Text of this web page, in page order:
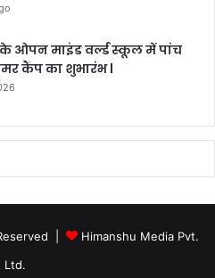
के ओपन माइंड वर्ल्ड स्कूल में पांच
कैंप का शुभारंभ l
|
Himanshu Media Pvt.
Ltd.